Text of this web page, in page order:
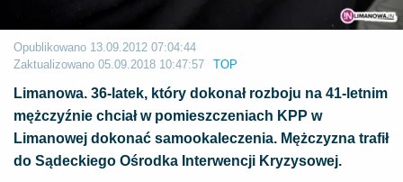
Opublikowano 13.09.2012 07:04:44
Zaktualizowano 05.09.2018 10:47:57 TOP
Limanowa. 36-latek, który dokonał rozboju na 41-letnim
mężczyźnie chciał w pomieszczeniach KPP w
Limanowej dokonać samookaleczenia. Mężczyzna trafił
do Sądeckiego Ośrodka Interwencji Kryzysowej.